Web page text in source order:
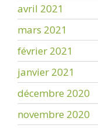
avril 2021
mars 2021
février 2021
janvier 2021
décembre 2020
novembre 2020